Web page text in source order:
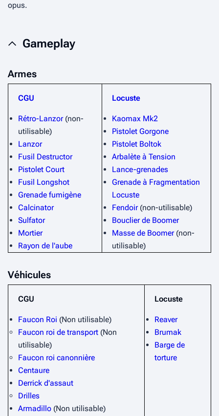
opus.
Gameplay
Armes
CGU
Rétro-Lanzor(non-
utilisable)
Lanzor
Fusil Destructor
Pistolet Court
Fusil Longshot
Grenade fumigène
Calcinator
Sulfator
Mortier
Rayon de l'aube
Locuste
Kaomax Mk2
Pistolet Gorgone
Pistolet Boltok
Arbalète à Tension
Lance-grenades
Grenade à Fragmentation
Locuste
Fendoir(non-utilisable)
Bouclier de Boomer
Masse de Boomer(non-
utilisable)
Véhicules
CGU
Faucon Roi (Non utilisable)
Faucon roi de transport (Non
utilisable)
Faucon roi canonnière
Centaure
Derrick d'assaut
Drilles
Armadillo (Non utilisable)
Locuste
Reaver
Brumak
Barge de
torture